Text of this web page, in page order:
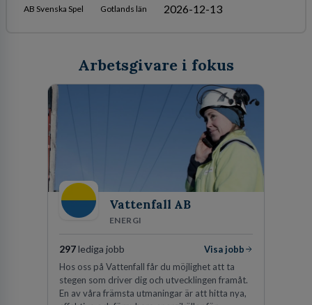
AB Svenska Spel Gotlands län 2026-12-13
Arbetsgivare i fokus
Vattenfall AB
ENERGI
297lediga jobb
Visa jobb
Hos oss på Vattenfall får du möjlighet att ta
stegen som driver dig och utvecklingen framåt.
En av våra främsta utmaningar är att hitta nya,